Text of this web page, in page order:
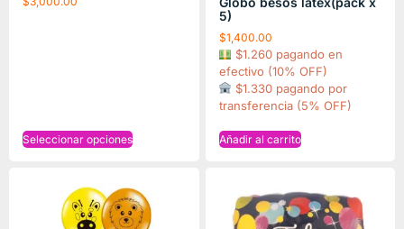
Seleccionar opciones
5)
$1,400.00
$1.260 pagando en
efectivo (10% OFF)
$1.330 pagando por
transferencia (5% OFF)
Añadir al carrito